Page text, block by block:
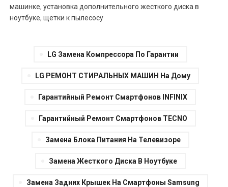
машинке,установка дополнительного жесткого диска в
ноутбуке,щетки к пылесосу
LG Замена Компрессора По Гарантии
LG РЕМОНТ СТИРАЛЬНЫХ МАШИН На Дому
Гарантийный Ремонт Смартфонов INFINIX
Гарантийный Ремонт Смартфонов TECNO
Замена Блока Питания На Телевизоре
Замена Жесткого Диска В Ноутбуке
Замена Задних Крышек На Смартфоны Samsung